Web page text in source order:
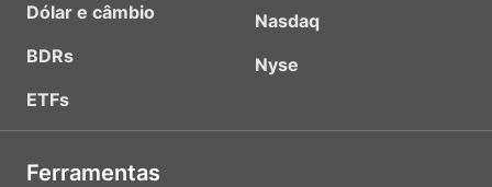
Dólar e câmbio
BDRs
ETFs
Nasdaq
Nyse
Ferramentas